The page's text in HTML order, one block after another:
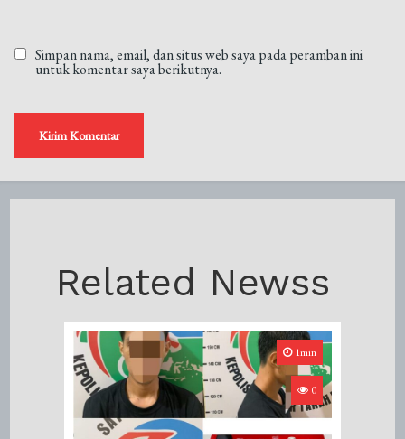
Simpan nama, email, dan situs web saya pada peramban ini
untuk komentar saya berikutnya.
Related Newss
1min
0